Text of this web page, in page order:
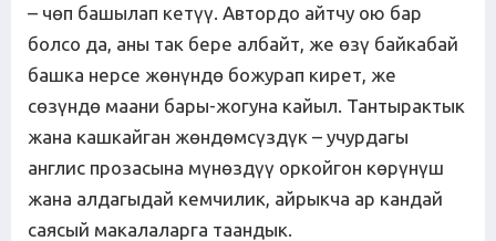
– чөп башылап кетүү. Автордо айтчу ою бар
болсо да, аны так бере албайт, же өзү байкабай
башка нерсе жөнүндө божурап кирет, же
сөзүндө маани бары-жогуна кайыл. Тантырактык
жана кашкайган жөндөмсүздүк – учурдагы
англис прозасына мүнөздүү оркойгон көрүнүш
жана алдагыдай кемчилик, айрыкча ар кандай
саясый макалаларга таандык.